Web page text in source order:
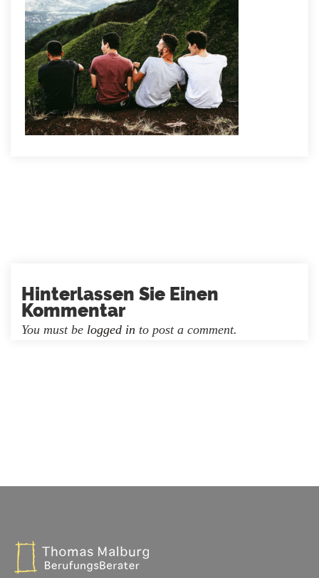
Hinterlassen Sie Einen
Kommentar
You must be logged in to post a comment.